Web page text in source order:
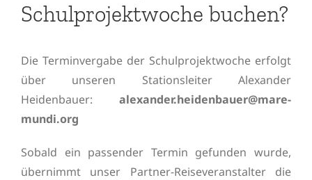
Schulprojektwoche buchen?
Die Terminvergabe der Schulprojektwoche erfolgt
über unseren Stationsleiter Alexander
Heidenbauer: alexander.heidenbauer@mare-
mundi.org
Sobald ein passender Termin gefunden wurde,
übernimmt unser Partner-Reiseveranstalter die